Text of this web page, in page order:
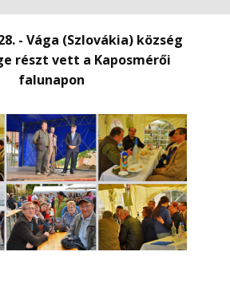
- Vága (Szlovákia) község
részt vett a Kaposmérői
falunapon